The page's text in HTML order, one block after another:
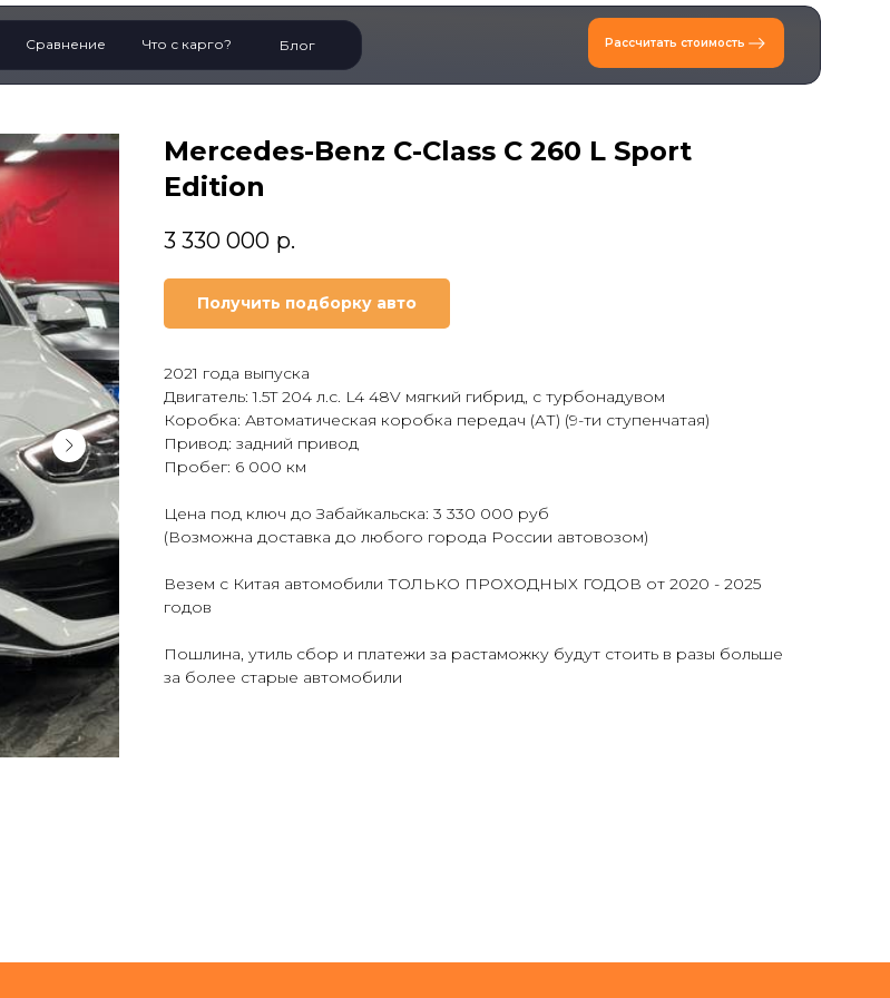
Рассчитать стоимость
Сравнение Что с карго? Блог
Mercedes-Benz C-Class C 260 L Sport
Edition
3 330 000 р.
Получить подборку авто
2021 года выпуска
Двигатель: 1.5T 204 л.с. L4 48V мягкий гибрид, с турбонадувом
Коробка: Автоматическая коробка передач (АТ) (9-ти ступенчатая)
Привод: задний привод
Пробег: 6 000 км
Цена под ключ до Забайкальска: 3 330 000 руб
(Возможна доставка до любого города России автовозом)
Везем с Китая автомобили ТОЛЬКО ПРОХОДНЫХ ГОДОВ от 2020 - 2025
годов
Пошлина, утиль сбор и платежи за растаможку будут стоить в разы больше
за более старые автомобили